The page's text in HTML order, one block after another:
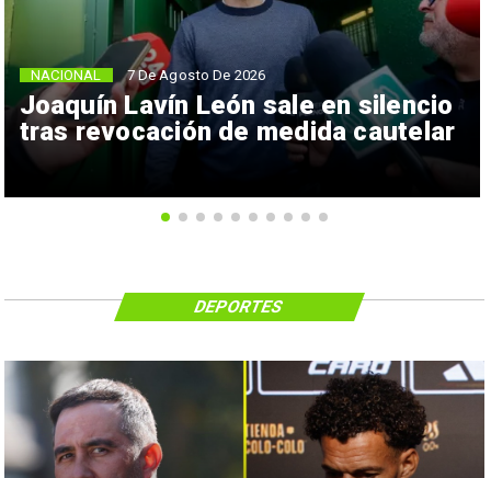
Joaquín Lavín León sale en silencio
tras revocación de medida cautelar
NACIONAL 7 De Agosto De 2026
DEPORTES